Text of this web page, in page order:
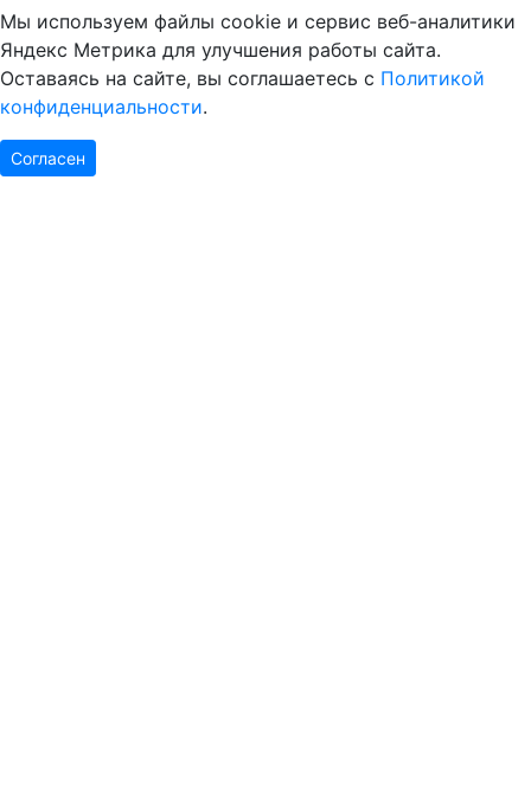
Мы используем файлы cookie и сервис веб-аналитики
Яндекс Метрика для улучшения работы сайта.
Оставаясь на сайте, вы соглашаетесь с Политикой
конфиденциальности.
Согласен